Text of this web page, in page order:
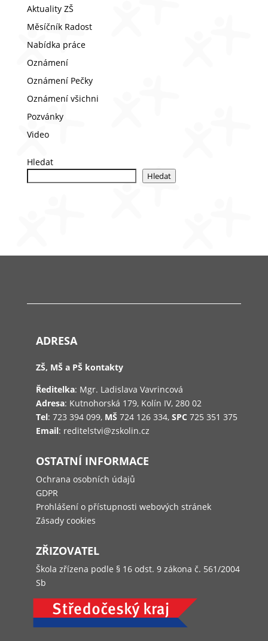
Aktuality ZŠ
Měsíčník Radost
Nabídka práce
Oznámení
Oznámení Pečky
Oznámení všichni
Pozvánky
Video
Hledat
Hledat
ADRESA
ZŠ, MŠ a PŠ kontakty
Ředitelka: Mgr. Ladislava Vavrincová
Adresa: Kutnohorská 179, Kolín IV, 280 02
Tel: 723 394 099, MŠ 724 126 334, SPC 725 351 375
Email: reditelstvi@zskolin.cz
OSTATNÍ INFORMACE
Ochrana osobních údajů
GDPR
Prohlášení o přístupnosti webových stránek
Zásady cookies
ZŘIZOVATEL
Škola zřízena podle § 16 odst. 9 zákona č. 561/2004
Sb